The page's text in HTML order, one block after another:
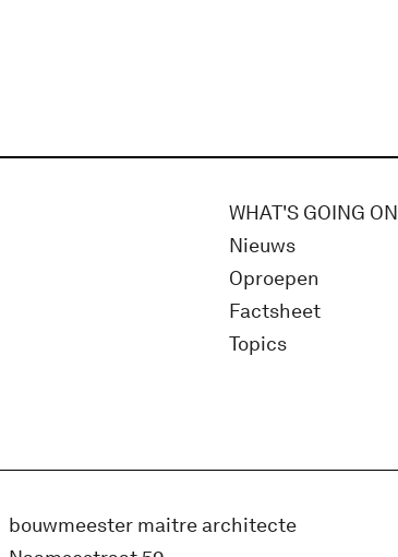
WHAT'S GOING ON
Nieuws
Oproepen
Factsheet
Topics
bouwmeester maitre architecte